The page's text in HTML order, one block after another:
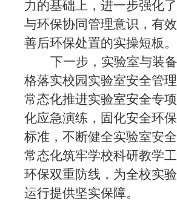
力的基础上，进一步强化
与环保协同管理意识，有
善后环保处置的实操短板。
下一步，实验室与装
格落实校园实验室安全管
常态化推进实验室安全专
化应急演练，固化安全环
标准，不断健全实验室安
常态化筑牢学校科研教学
环保双重防线，为全校实
运行提供坚实保障。